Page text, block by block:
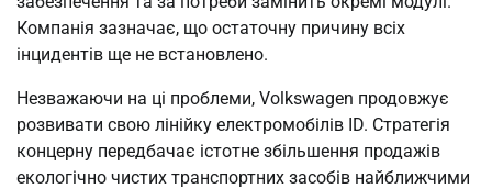
Компанія зазначає, що остаточну причину всіх
інцидентів ще не встановлено.
Незважаючи на ці проблеми, Volkswagen продовжує
розвивати свою лінійку електромобілів ID. Стратегія
концерну передбачає істотне збільшення продажів
екологічно чистих транспортних засобів найближчими